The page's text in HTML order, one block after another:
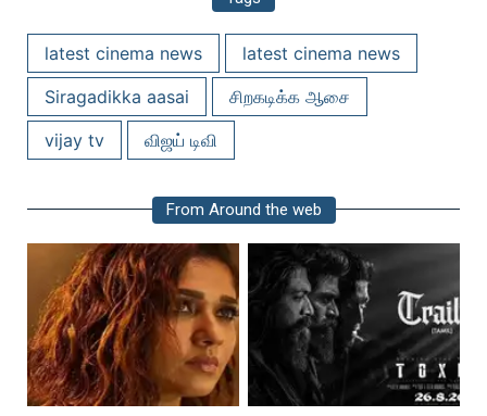
latest cinema news
latest cinema news
Siragadikka aasai
சிறகடிக்க ஆசை
vijay tv
விஜய் டிவி
From Around the web